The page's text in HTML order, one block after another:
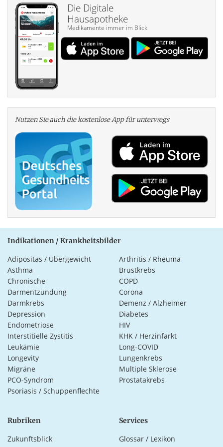
Die Digitale
Hausapotheke
Medikamente immer im Blick
Nutzen Sie auch die kosten­lose App für unterwegs
Indikationen / Krankheitsbilder
Adipositas / Übergewicht
Arthritis / Rheuma
Asthma
Brustkrebs
Chronische
Darmentzündung
COPD
Corona
Darmkrebs
Demenz / Alzheimer
Depression
Diabetes
Endometriose
HIV
Interstitielle Zystitis
KHK / Herzinfarkt
Leukämie
Long-COVID
Longevity
Lungenkrebs
Migräne
Multiple Sklerose
PCO-Syndrom
Prostatakrebs
Psoriasis / Schuppenflechte
Rubriken
Zukunftsblick
Services
Glossar / Lexikon